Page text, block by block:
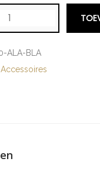
ALA-BLA
Accessoires